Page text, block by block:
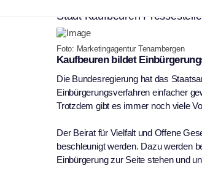
Stadt Kaufbeuren Pressestelle
Foto: Marketingagentur Tenambergen
Kaufbeuren bildet
Die Bundesregierung hat das
Einbürgerungsverfahren einfacher
Trotzdem gibt es immer noch viele
Der Beirat für Vielfalt und Offene
beschleunigt werden. Dazu werden
Einbürgerung zur Seite stehen und